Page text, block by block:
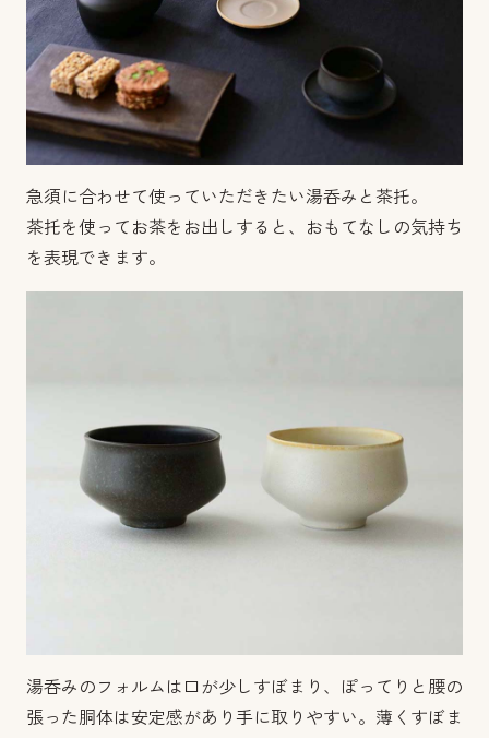
急須に合わせて使っていただきたい湯呑みと茶托。
茶托を使ってお茶をお出しすると、おもてなしの気持ち
を表現できます。
湯呑みのフォルムは口が少しすぼまり、ぽってりと腰の
張った胴体は安定感があり手に取りやすい。 薄くすぼま